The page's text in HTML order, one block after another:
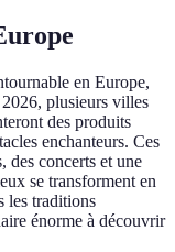
en Europe,
plusieurs villes
des produits
enchanteurs. Ces
des concerts et une
se transforment en
les traditions
énorme à découvrir